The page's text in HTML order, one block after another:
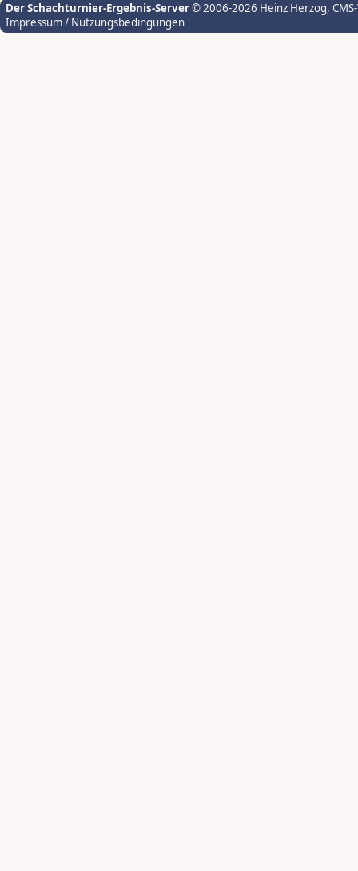
Der Schachturnier-Ergebnis-Server© 2006-2026 Heinz Herzog,
Impressum / Nutzungsbedingungen